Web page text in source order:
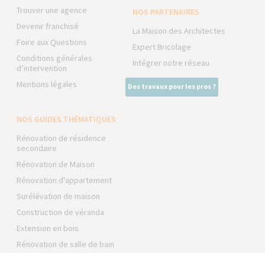
Trouver une agence
Devenir franchisé
Foire aux Questions
Conditions générales
d’intervention
Mentions légales
NOS PARTENAIRES
La Maison des Architectes
Expert Bricolage
Intégrer notre réseau
Des travaux pour les pros ?
NOS GUIDES THÉMATIQUES
Rénovation de résidence
secondaire
Rénovation de Maison
Rénovation d'appartement
Surélévation de maison
Construction de véranda
Extension en bois
Rénovation de salle de bain